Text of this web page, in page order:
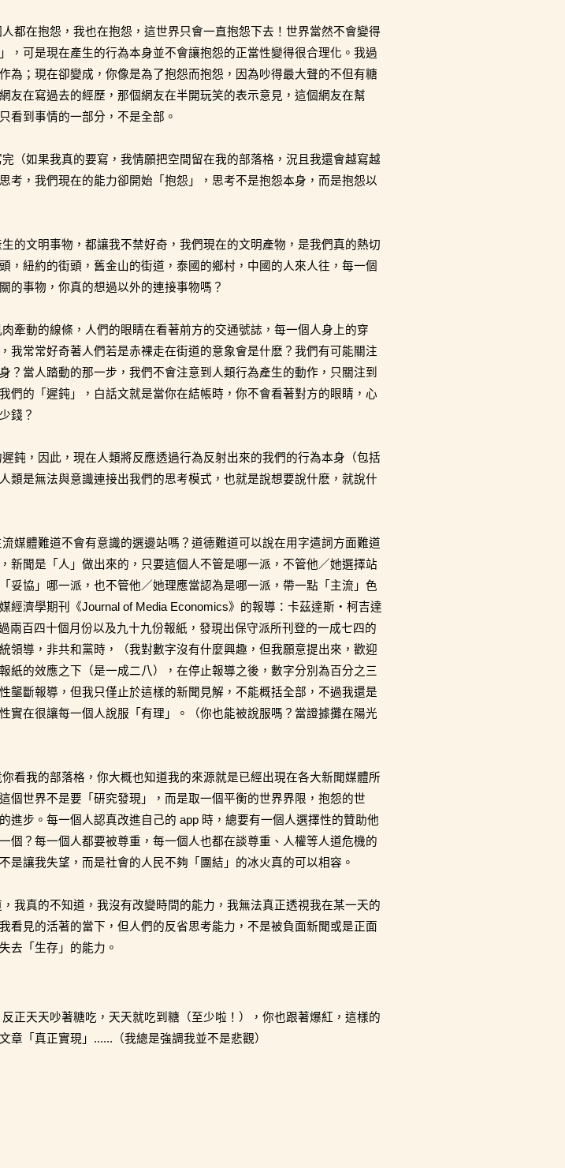
都在抱怨，我也在抱怨，這世界只會一直抱怨下去！世界當然不會變得
，可是現在產生的行為本身並不會讓抱怨的正當性變得很合理化。我過
為；現在卻變成，你像是為了抱怨而抱怨，因為吵得最大聲的不但有糖
友在寫過去的經歷，那個網友在半開玩笑的表示意見，這個網友在幫
看到事情的一部分，不是全部。
（如果我真的要寫，我情願把空間留在我的部落格，況且我還會越寫越
考，我們現在的能力卻開始「抱怨」，思考不是抱怨本身，而是抱怨以
的文明事物，都讓我不禁好奇，我們現在的文明產物，是我們真的熱切
，紐約的街頭，舊金山的街道，泰國的鄉村，中國的人來人往，每一個
事物，你真的想過以外的連接事物嗎？
牽動的線條，人們的眼睛在看著前方的交通號誌，每一個人身上的穿
我常常好奇著人們若是赤裸走在街道的意象會是什麽？我們有可能關注
？當人踏動的那一步，我們不會注意到人類行為產生的動作，只關注到
們的「遲鈍」，白話文就是當你在結帳時，你不會看著對方的眼睛，心
錢？
鈍，因此，現在人類將反應透過行為反射出來的我們的行為本身（包括
類是無法與意識連接出我們的思考模式，也就是說想要說什麽，就說什
媒體難道不會有意識的選邊站嗎？道德難道可以說在用字遣詞方面難道
新聞是「人」做出來的，只要這個人不管是哪一派，不管他／她選擇站
妥協」哪一派，也不管他／她理應當認為是哪一派，帶一點「主流」色
濟學期刊《Journal of Media Economics》的報導：卡茲達斯・柯吉達
兩百四十個月份以及九十九份報紙，發現出保守派所刊登的一成七四的
領導，非共和黨時，（我對數字沒有什麼興趣，但我願意提出來，歡迎
紙的效應之下（是一成二八），在停止報導之後，數字分別為百分之三
壟斷報導，但我只僅止於這樣的新聞見解，不能概括全部，不過我還是
實在很讓每一個人說服「有理」。（你也能被說服嗎？當證據攤在陽光
看我的部落格，你大概也知道我的來源就是已經出現在各大新聞媒體所
個世界不是要「研究發現」，而是取一個平衡的世界界限，抱怨的世
進步。每一個人認真改進自己的 app 時，總要有一個人選擇性的贊助他
個？每一個人都要被尊重，每一個人也都在談尊重、人權等人道危機的
是讓我失望，而是社會的人民不夠「團結」的冰火真的可以相容。
我真的不知道，我沒有改變時間的能力，我無法真正透視我在某一天的
看見的活著的當下，但人們的反省思考能力，不是被負面新聞或是正面
去「生存」的能力。
正天天吵著糖吃，天天就吃到糖（至少啦！），你也跟著爆紅，這樣的
章「真正實現」......（我總是強調我並不是悲觀）